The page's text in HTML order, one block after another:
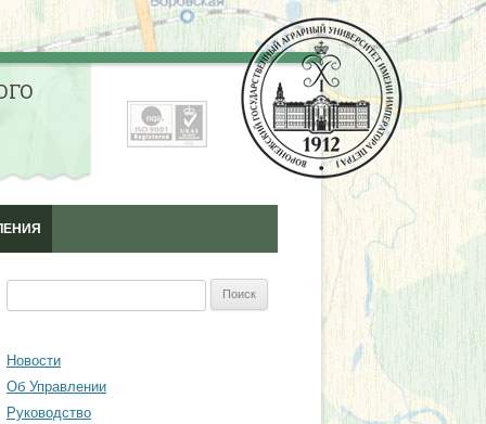
СПЕЦИАЛИСТОВ
Новости
Об Управлении
Руководство